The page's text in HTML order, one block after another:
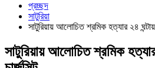
প্রচ্ছদ
সাটুরিয়া
সাটুরিয়ায় আলোচিত শ্রমিক হত্যার ২৪
সাটুরিয়ায় আলোচিত শ্রমিক